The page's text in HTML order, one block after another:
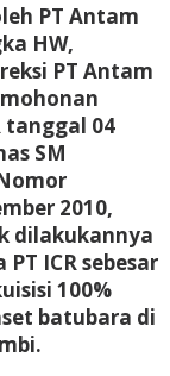
PT Antam
HW,
PT Antam
tanggal 04
SM
2010,
dilakukannya
ICR sebesar
100%
batubara di